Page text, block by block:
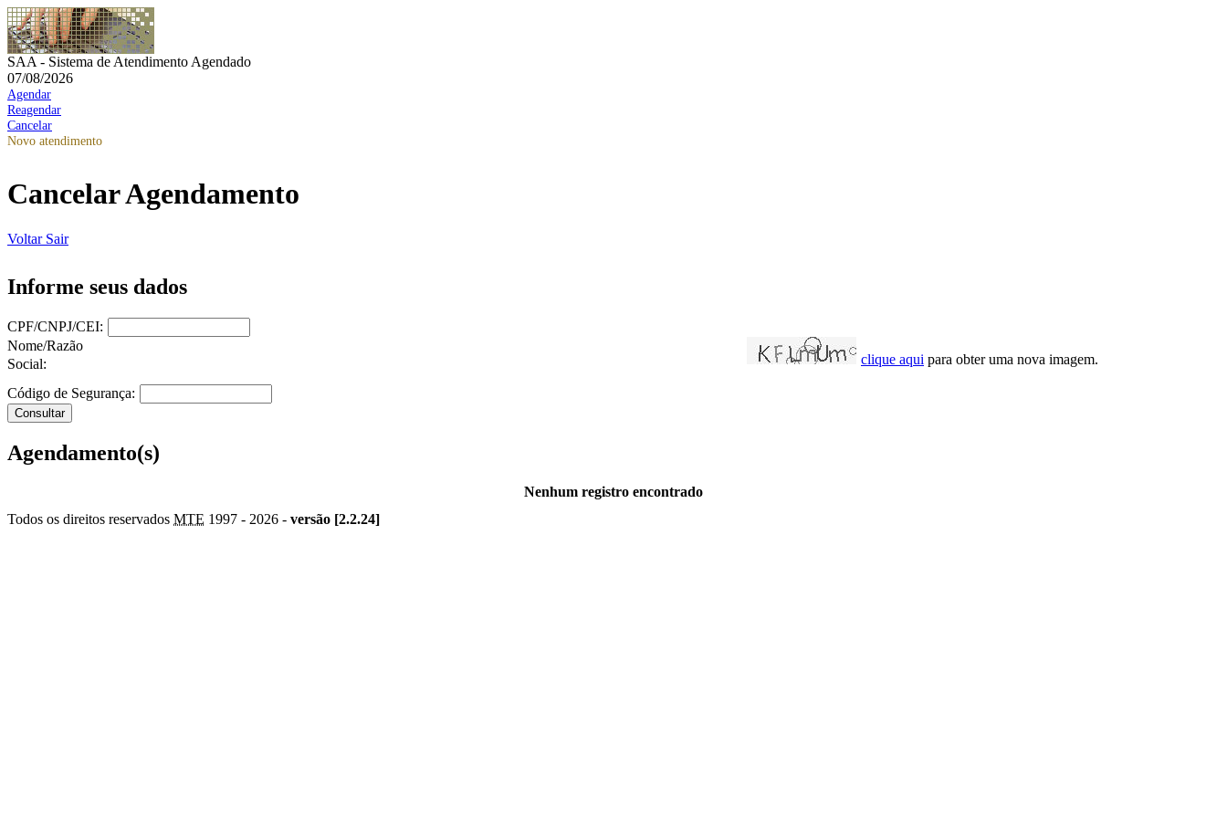
SAA - Sistema de Atendimento Agendado
07/08/2026
Agendar
Reagendar
Cancelar
Novo atendimento
Cancelar Agendamento
Voltar Sair
Informe seus dados
CPF/CNPJ/CEI:
Nome/Razão
Social:
clique aqui para obter uma nova imagem.
Código de Segurança:
Agendamento(s)
Nenhum registro encontrado
Todos os direitos reservados MTE 1997 - 2026 - versão [2.2.24]